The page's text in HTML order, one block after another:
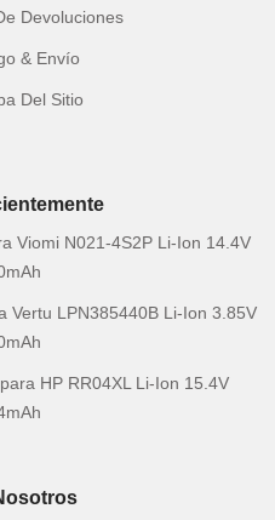
Devoluciones
& Envío
Del Sitio
Viomi N021-4S2P Li-Ion 14.4V
Vertu LPN385440B Li-Ion 3.85V
HP RR04XL Li-Ion 15.4V